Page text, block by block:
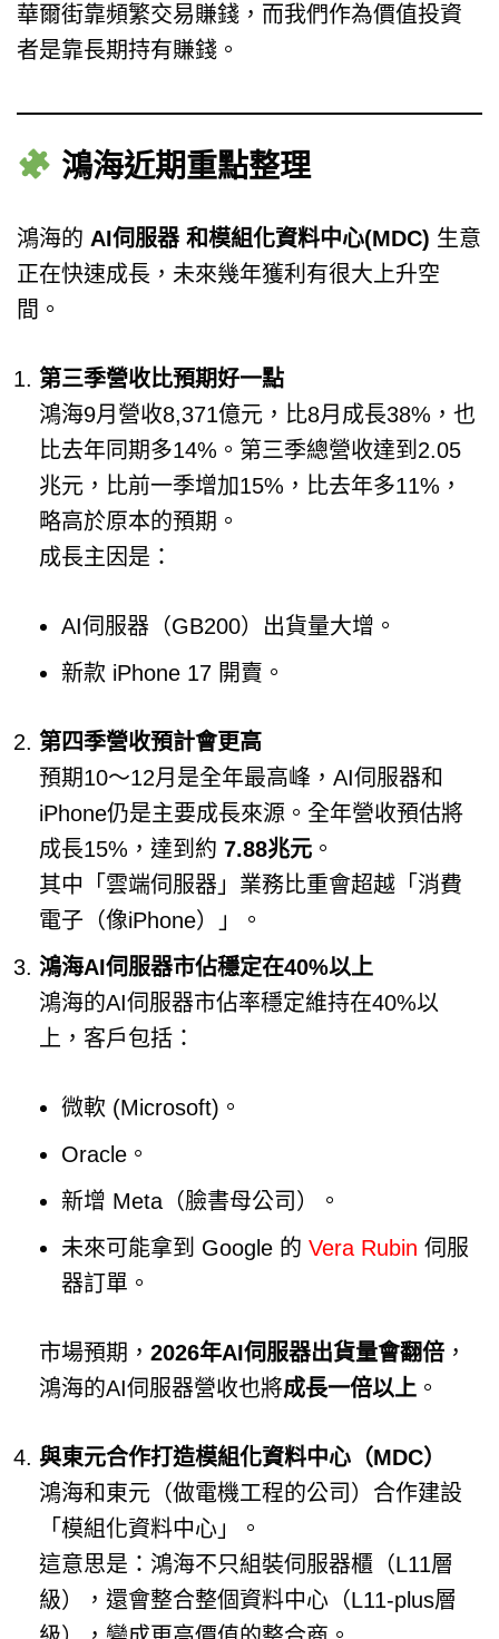
華爾街靠頻繁交易賺錢，而我們作為價值投資
者是靠長期持有賺錢。
鴻海近期重點整理
鴻海的 AI伺服器 和模組化資料中心(MDC) 生意
正在快速成長，未來幾年獲利有很大上升空
間。
第三季營收比預期好一點
鴻海9月營收8,371億元，比8月成長38%，也
比去年同期多14%。第三季總營收達到2.05
兆元，比前一季增加15%，比去年多11%，
略高於原本的預期。
成長主因是：
AI伺服器（GB200）出貨量大增。
新款 iPhone 17 開賣。
第四季營收預計會更高
預期10～12月是全年最高峰，AI伺服器和
iPhone仍是主要成長來源。全年營收預估將
成長15%，達到約 7.88兆元 。
其中「雲端伺服器」業務比重會超越「消費
電子（像iPhone）」。
鴻海AI伺服器市佔穩定在40%以上
鴻海的AI伺服器市佔率穩定維持在40%以
上，客戶包括：
微軟 (Microsoft)。
Oracle。
新增 Meta（臉書母公司）。
未來可能拿到 Google 的 Vera Rubin 伺服
器訂單。
市場預期， 2026年AI伺服器出貨量會翻倍 ，
鴻海的AI伺服器營收也將成長一倍以上 。
與東元合作打造模組化資料中心（MDC）
鴻海和東元（做電機工程的公司）合作建設
「模組化資料中心」。
這意思是：鴻海不只組裝伺服器櫃（L11層
級），還會整合整個資料中心（L11-plus層